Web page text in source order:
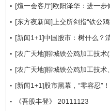
[煊一会客厅]欧阳泽华：进一步
[东方夜新闻]上交所剑指“铁公
[新闻1+1]中国股市：树什么？
[农广天地]聊城铁公鸡加工技术
[农广天地]聊城铁公鸡加工技
[新闻1+1]股市黑幕，“零容忍”
《吾股丰登》 20111123